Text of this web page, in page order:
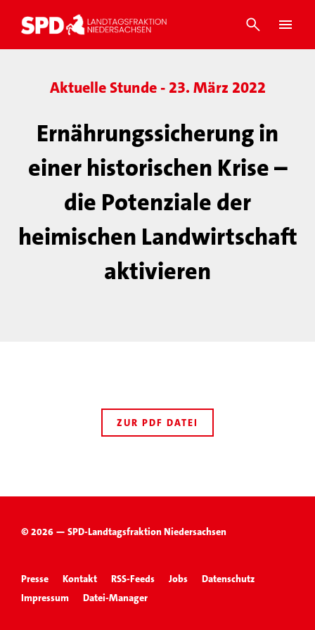
Aktuelle Stunde - 23. März 2022
Ernährungssicherung in
einer historischen Krise –
die Potenziale der
heimischen Landwirtschaft
aktivieren
ZUR PDF DATEI
© 2026 — SPD-Landtagsfraktion Niedersachsen
Presse Kontakt RSS-Feeds Jobs
Datenschutz
Impressum
Datei-Manager